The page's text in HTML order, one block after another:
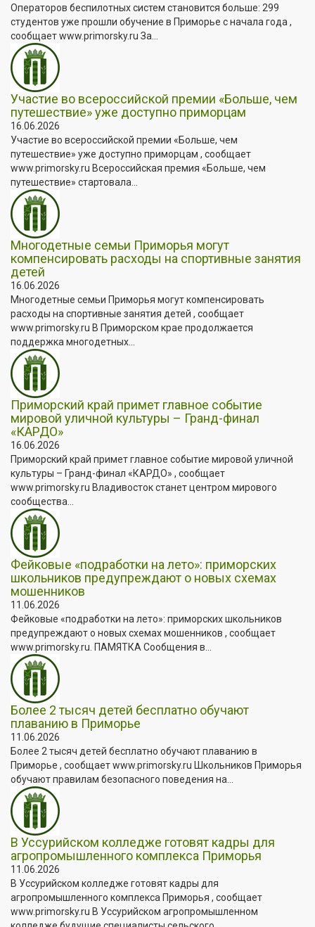
Операторов беспилотных систем становится больше: 299
студентов уже прошли обучение в Приморье с начала года ,
сообщает www.primorsky.ru За...
Участие во всероссийской премии «Больше, чем
путешествие» уже доступно приморцам
16.06.2026
Участие во всероссийской премии «Больше, чем
путешествие» уже доступно приморцам , сообщает
www.primorsky.ru Всероссийская премия «Больше, чем
путешествие» стартовала...
Многодетные семьи Приморья могут
компенсировать расходы на спортивные занятия
детей
16.06.2026
Многодетные семьи Приморья могут компенсировать
расходы на спортивные занятия детей , сообщает
www.primorsky.ru В Приморском крае продолжается
поддержка многодетных...
Приморский край примет главное событие
мировой уличной культуры – Гранд-финал
«КАРДО»
16.06.2026
Приморский край примет главное событие мировой уличной
культуры – Гранд-финал «КАРДО» , сообщает
www.primorsky.ru Владивосток станет центром мирового
сообщества...
Фейковые «подработки на лето»: приморских
школьников предупреждают о новых схемах
мошенников
11.06.2026
Фейковые «подработки на лето»: приморских школьников
предупреждают о новых схемах мошенников , сообщает
www.primorsky.ru. ПАМЯТКА Сообщения в...
Более 2 тысяч детей бесплатно обучают
плаванию в Приморье
11.06.2026
Более 2 тысяч детей бесплатно обучают плаванию в
Приморье , сообщает www.primorsky.ru Школьников Приморья
обучают правилам безопасного поведения на...
В Уссурийском колледже готовят кадры для
агропромышленного комплекса Приморья
11.06.2026
В Уссурийском колледже готовят кадры для
агропромышленного комплекса Приморья , сообщает
www.primorsky.ru В Уссурийском агропромышленном